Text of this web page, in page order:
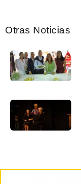
Otras Noticias